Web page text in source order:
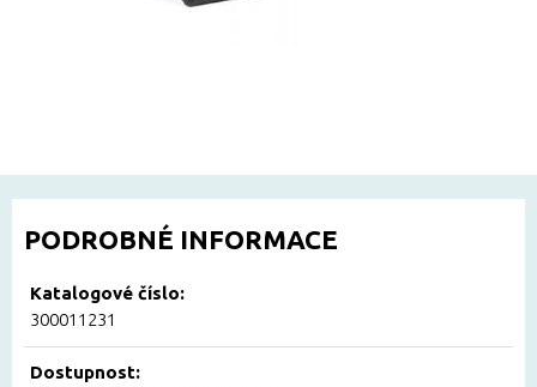
PODROBNÉ INFORMACE
Katalogové číslo:
300011231
Dostupnost: